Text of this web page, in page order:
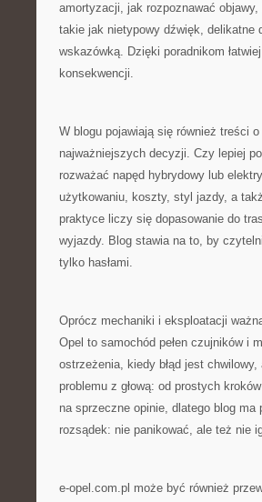
amortyzacji, jak rozpoznawać
takie jak nietypowy dźwięk, delikatne
wskazówką. Dzięki poradnikom
konsekwencji.
W blogu pojawiają się również treści
najważniejszych decyzji. Czy lepiej
rozważać napęd hybrydowy lub
użytkowaniu, koszty, styl jazdy, a
praktyce liczy się dopasowanie do
wyjazdy. Blog stawia na to, by
tylko hasłami.
Oprócz mechaniki i eksploatacji
Opel to samochód pełen czujników i
ostrzeżenia, kiedy błąd jest
problemu z głową: od prostych
na sprzeczne opinie, dlatego blog
rozsądek: nie panikować, ale też nie
e-opel.com.pl może być również